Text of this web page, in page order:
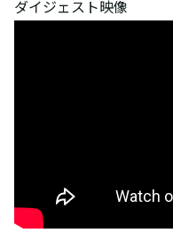
ダイジェスト映像